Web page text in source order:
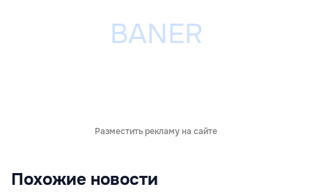
Разместить рекламу на сайте
Похожие новости